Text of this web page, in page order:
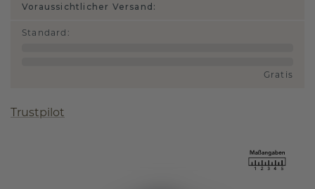
Voraussichtlicher Versand:
Standard :
Gratis
Trustpilot